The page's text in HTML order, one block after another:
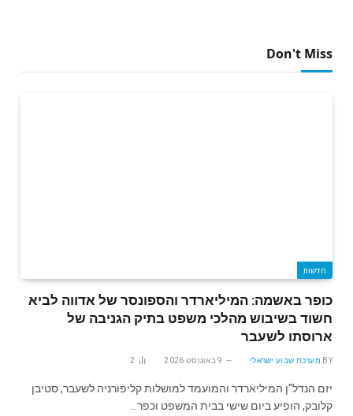
Don't Miss
חדשות
כופר באשמה: המיליארדר והספונסר של אדווה לביא
חשוד בשיבוש מהלכי משפט בתיק הגניבה של
ארוסתו לשעבר
BY מערכת שבוע ישראלי 9 באוגוסט 2026 2
יזם הנדל"ן המיליארדר והמועמד למושלות קליפורניה לשעבר, סטיבן
קלובק, הופיע ביום שישי בבית המשפט וכפר…